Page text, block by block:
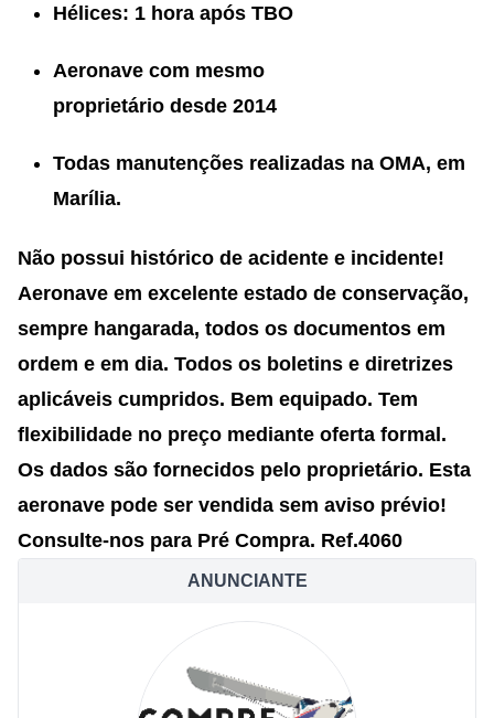
Hélices: 1 hora após TBO
Aeronave com mesmo
proprietário desde 2014
Todas manutenções realizadas na OMA, em
Marília.
Não possui histórico de acidente e incidente!
Aeronave em excelente estado de conservação,
sempre hangarada, todos os documentos em
ordem e em dia. Todos os boletins e diretrizes
aplicáveis cumpridos. Bem equipado. Tem
flexibilidade no preço mediante oferta formal.
Os dados são fornecidos pelo proprietário. Esta
aeronave pode ser vendida sem aviso prévio!
Consulte-nos para Pré Compra. Ref.4060
ANUNCIANTE